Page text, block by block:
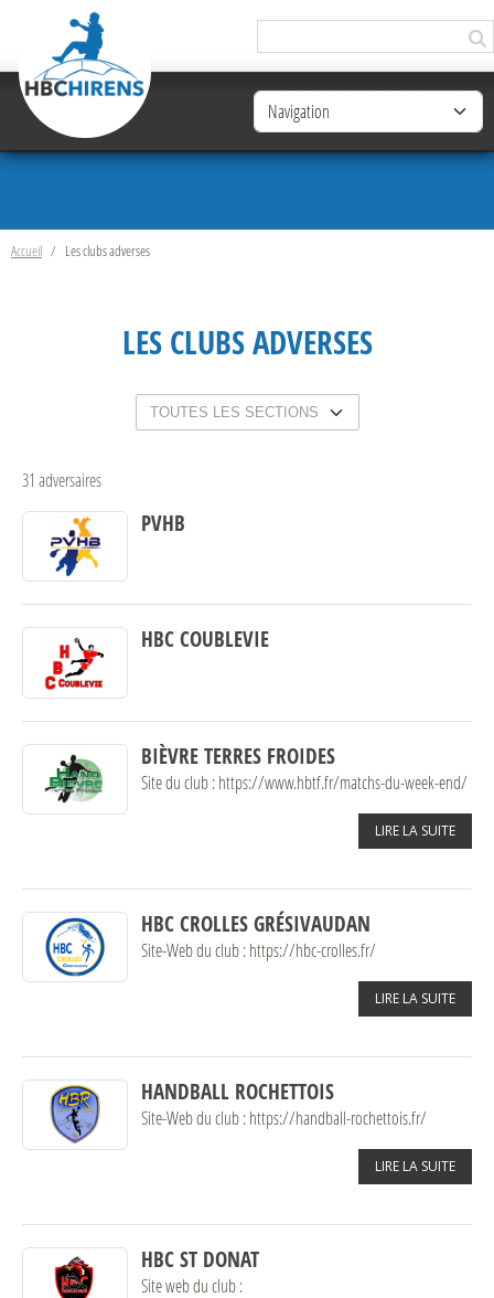
Accueil Les clubs adverses
LES CLUBS ADVERSES
31 adversaires
PVHB
HBC COUBLEVIE
BIÈVRE TERRES FROIDES
Site du club : https://www.hbtf.fr/matchs-du-week-end/
LIRE LA SUITE
HBC CROLLES GRÉSIVAUDAN
Site-Web du club : https://hbc-crolles.fr/
LIRE LA SUITE
HANDBALL ROCHETTOIS
Site-Web du club : https://handball-rochettois.fr/
LIRE LA SUITE
HBC ST DONAT
Site web du club :
Panneau de gestion des cookies